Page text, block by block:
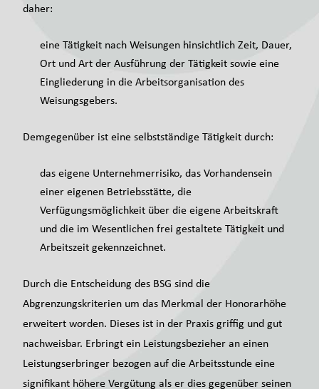
daher:
eine Tätigkeit nach Weisungen hinsichtlich Zeit, Dauer,
Ort und Art der Ausführung der Tätigkeit sowie eine
Eingliederung in die Arbeitsorganisation des
Weisungsgebers.
Demgegenüber ist eine selbstständige Tätigkeit durch:
das eigene Unternehmerrisiko, das Vorhandensein
einer eigenen Betriebsstätte, die
Verfügungsmöglichkeit über die eigene Arbeitskraft
und die im Wesentlichen frei gestaltete Tätigkeit und
Arbeitszeit gekennzeichnet.
Durch die Entscheidung des BSG sind die
Abgrenzungskriterien um das Merkmal der Honorarhöhe
erweitert worden. Dieses ist in der Praxis griffig und gut
nachweisbar. Erbringt ein Leistungsbezieher an einen
Leistungserbringer bezogen auf die Arbeitsstunde eine
signifikant höhere Vergütung als er dies gegenüber seinen